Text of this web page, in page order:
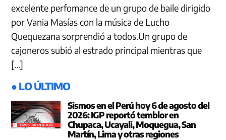
excelente perfomance de un grupo de baile dirigido
por Vania Masías con la música de Lucho
Quequezana sorprendió a todos.Un grupo de
cajoneros subió al estrado principal mientras que
[…]
● LO ÚLTIMO
Sismos en el Perú hoy 6 de agosto del
2026: IGP reportó temblor en
Chupaca, Ucayali, Moquegua, San
Martín, Lima y otras regiones